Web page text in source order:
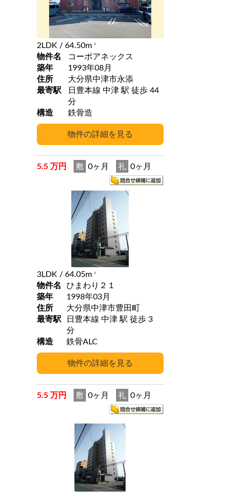
2LDK / 64.50m 2
物件名
コーポアネックス
築年
1993年08月
住所
大分県中津市永添
最寄駅
日豊本線 中津 駅 徒歩 44
分
構造
鉄骨造
5.5 万円 敷 0ヶ月 礼 0ヶ月
3LDK / 64.05m 2
物件名
ひまわり２１
築年
1998年03月
住所
大分県中津市豊田町
最寄駅
日豊本線 中津 駅 徒歩 3
分
構造
鉄骨ALC
5.5 万円 敷 0ヶ月 礼 0ヶ月